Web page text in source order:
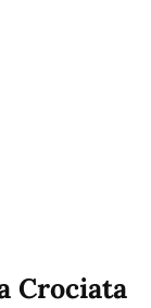
Crociata